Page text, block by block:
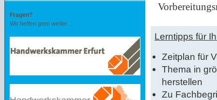
Fragen?
Wir helfen gern weiter ...
Lerntipps für
Zeitplan für
Thema in
herstellen
Zu